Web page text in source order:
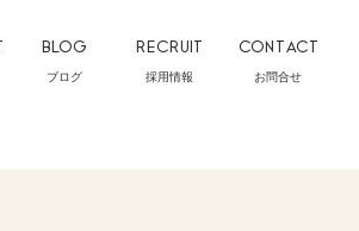
BLOG
ブログ
RECRUIT
採用情報
CONTACT
お問合せ